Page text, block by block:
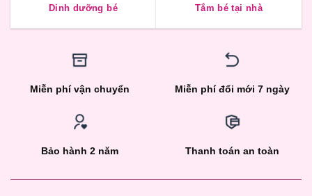
Dinh dưỡng bé Tắm bé tại nhà
Miễn phí vận chuyển Miễn phí đổi mới 7 ngày
Bảo hành 2 năm Thanh toán an toàn